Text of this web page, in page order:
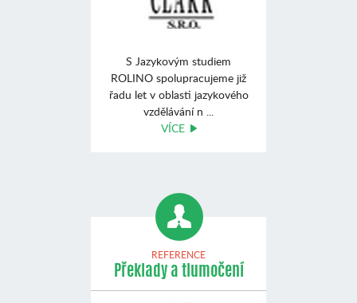
S Jazykovým studiem
ROLINO spolupracujeme již
řadu let v oblasti jazykového
vzdělávání n ...
VÍCE
REFERENCE
Překlady a tlumočení